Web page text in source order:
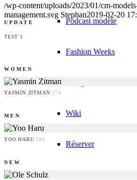
Podcast modèle
Fashion Weeks
Wiki
Réserver
/wp-content/uploads/2023/01/cm-
management.svg Stephan2019-02-20
UPDATE
TEST 1
WOMEN
YASMIN ZITMAN 174
MEN
YOO HARU 186
NEW